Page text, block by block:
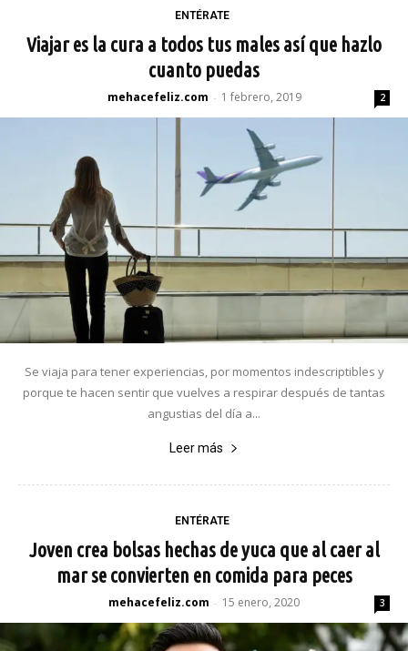
ENTÉRATE
Viajar es la cura a todos tus males así que hazlo
cuanto puedas
mehacefeliz.com - 1 febrero, 2019 2
Se viaja para tener experiencias, por momentos indescriptibles y
porque te hacen sentir que vuelves a respirar después de tantas
angustias del día a...
Leer más
ENTÉRATE
Joven crea bolsas hechas de yuca que al caer al
mar se convierten en comida para peces
mehacefeliz.com - 15 enero, 2020 3